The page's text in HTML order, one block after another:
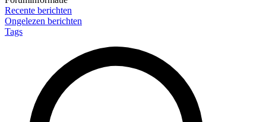
Recente berichten
Ongelezen berichten
Tags